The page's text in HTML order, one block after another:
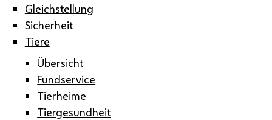
Gleichstellung
Sicherheit
Tiere
Übersicht
Fundservice
Tierheime
Tiergesundheit